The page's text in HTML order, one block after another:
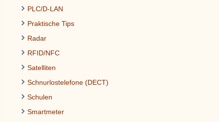
PLC/D-LAN
Praktische Tips
Radar
RFID/NFC
Satelliten
Schnurlostelefone (DECT)
Schulen
Smartmeter